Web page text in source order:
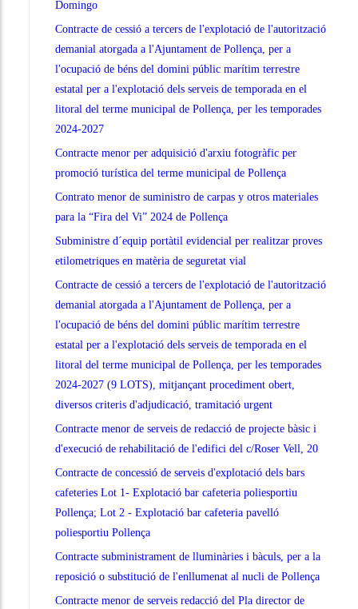
Domingo
Contracte de cessió a tercers de l'explotació de l'autorització
demanial atorgada a l'Ajuntament de Pollença, per a
l'ocupació de béns del domini públic marítim terrestre
estatal per a l'explotació dels serveis de temporada en el
litoral del terme municipal de Pollença, per les temporades
2024-2027
Contracte menor per adquisició d'arxiu fotogràfic per
promoció turística del terme municipal de Pollença
Contrato menor de suministro de carpas y otros materiales
para la “Fira del Vi” 2024 de Pollença
Subministre d´equip portàtil evidencial per realitzar proves
etilometriques en matèria de seguretat vial
Contracte de cessió a tercers de l'explotació de l'autorització
demanial atorgada a l'Ajuntament de Pollença, per a
l'ocupació de béns del domini públic marítim terrestre
estatal per a l'explotació dels serveis de temporada en el
litoral del terme municipal de Pollença, per les temporades
2024-2027 (9 LOTS), mitjançant procediment obert,
diversos criteris d'adjudicació, tramitació urgent
Contracte menor de serveis de redacció de projecte bàsic i
d'execució de rehabilitació de l'edifici del c/Roser Vell, 20
Contracte de concessió de serveis d'explotació dels bars
cafeteries Lot 1- Explotació bar cafeteria poliesportiu
Pollença; Lot 2 - Explotació bar cafeteria pavelló
poliesportiu Pollença
Contracte subministrament de lluminàries i bàculs, per a la
reposició o substitució de l'enllumenat al nucli de Pollença
Contracte menor de serveis redacció del Pla director de